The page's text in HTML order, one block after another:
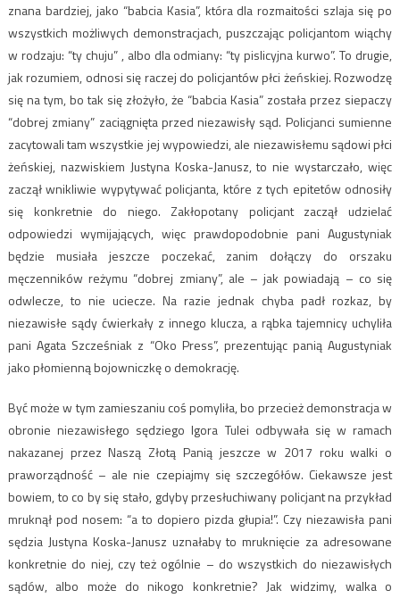
znana bardziej, jako “babcia Kasia”, która dla rozmaitości szlaja się po
wszystkich możliwych demonstracjach, puszczając policjantom wiąchy
w rodzaju: “ty chuju” , albo dla odmiany: “ty pislicyjna kurwo”. To drugie,
jak rozumiem, odnosi się raczej do policjantów płci żeńskiej. Rozwodzę
się na tym, bo tak się złożyło, że “babcia Kasia” została przez siepaczy
“dobrej zmiany” zaciągnięta przed niezawisły sąd. Policjanci sumienne
zacytowali tam wszystkie jej wypowiedzi, ale niezawisłemu sądowi płci
żeńskiej, nazwiskiem Justyna Koska-Janusz, to nie wystarczało, więc
zaczął wnikliwie wypytywać policjanta, które z tych epitetów odnosiły
się konkretnie do niego. Zakłopotany policjant zaczął udzielać
odpowiedzi wymijających, więc prawdopodobnie pani Augustyniak
będzie musiała jeszcze poczekać, zanim dołączy do orszaku
męczenników reżymu “dobrej zmiany”, ale – jak powiadają – co się
odwlecze, to nie uciecze. Na razie jednak chyba padł rozkaz, by
niezawisłe sądy ćwierkały z innego klucza, a rąbka tajemnicy uchyliła
pani Agata Szcześniak z “Oko Press”, prezentując panią Augustyniak
jako płomienną bojowniczkę o demokrację.
Być może w tym zamieszaniu coś pomyliła, bo przecież demonstracja w
obronie niezawisłego sędziego Igora Tulei odbywała się w ramach
nakazanej przez Naszą Złotą Panią jeszcze w 2017 roku walki o
praworządność – ale nie czepiajmy się szczegółów. Ciekawsze jest
bowiem, to co by się stało, gdyby przesłuchiwany policjant na przykład
mruknął pod nosem: “a to dopiero pizda głupia!”. Czy niezawisła pani
sędzia Justyna Koska-Janusz uznałaby to mruknięcie za adresowane
konkretnie do niej, czy też ogólnie – do wszystkich do niezawisłych
sądów, albo może do nikogo konkretnie? Jak widzimy, walka o